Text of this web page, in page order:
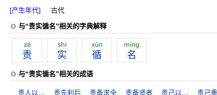
[产生年代]
古代
与“责实循名”相关的字典解释
zé
责
shí
实
xún
循
míng
名
与“责实循名”相关的成语
责先利后 责备求全 责备贤者